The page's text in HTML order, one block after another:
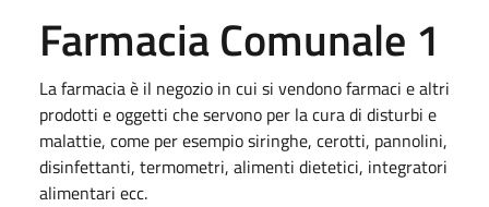
Farmacia Comunale 1
La farmacia è il negozio in cui si vendono farmaci e altri
prodotti e oggetti che servono per la cura di disturbi e
malattie, come per esempio siringhe, cerotti, pannolini,
disinfettanti, termometri, alimenti dietetici, integratori
alimentari ecc.